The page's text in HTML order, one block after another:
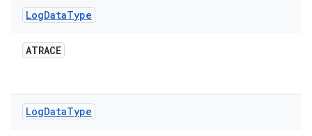
LogDataType
ATRACE
LogDataType